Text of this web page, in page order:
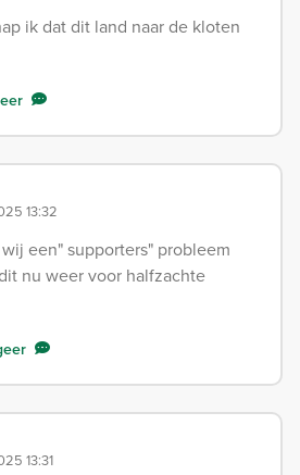
ik dat dit land naar de kloten
13:32
een" supporters" probleem
nu weer voor halfzachte
13:31